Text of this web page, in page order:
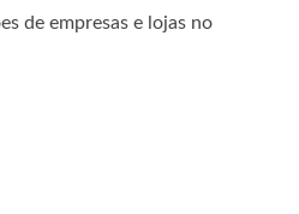
de empresas e lojas no